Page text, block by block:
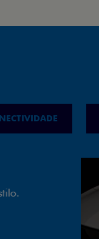
LED garante melhor